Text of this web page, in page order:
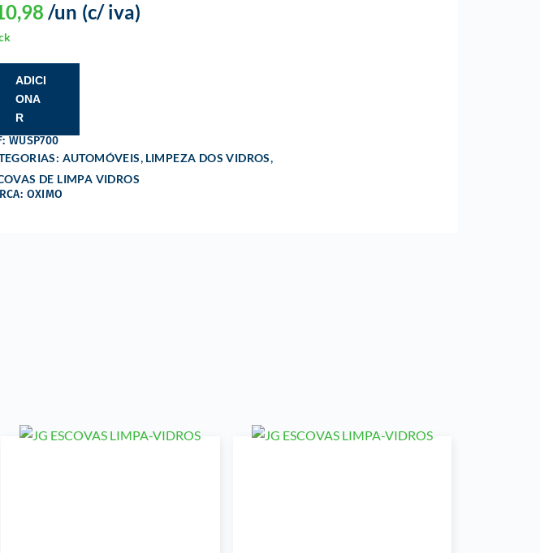
(c/ iva)
/un
ADICI
ONA
R
WUSP700
AUTOMÓVEIS, LIMPEZA DOS VIDROS,
DE LIMPA VIDROS
OXIMO